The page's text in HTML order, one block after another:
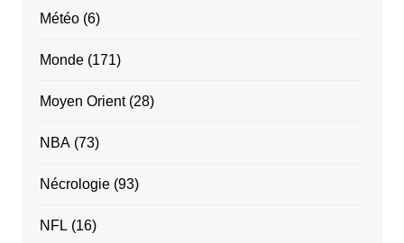
Météo(6)
Monde(171)
Moyen Orient(28)
NBA(73)
Nécrologie(93)
NFL (16)